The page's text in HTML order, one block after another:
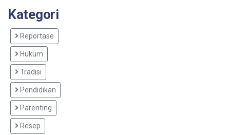
Kategori
Reportase
Hukum
Tradisi
Pendidikan
Parenting
Resep